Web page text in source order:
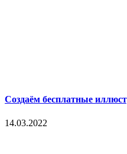
Создаём бесплатные
14.03.2022